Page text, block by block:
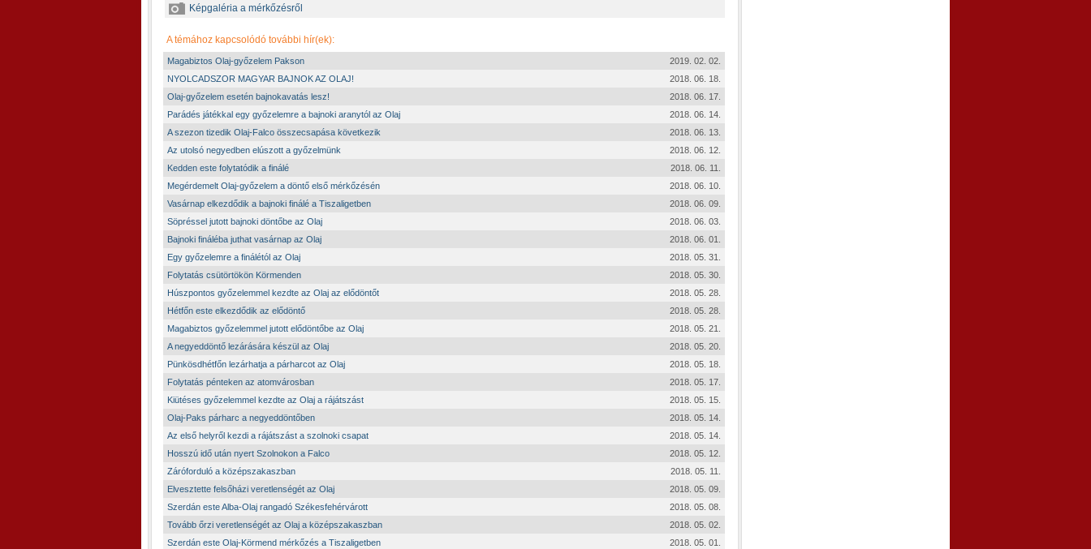
Képgaléria a mérkőzésről
A témához kapcsolódó további hír(ek):
Magabiztos Olaj-győzelem Pakson
2019. 02. 02.
NYOLCADSZOR MAGYAR BAJNOK AZ OLAJ!
2018. 06. 18.
Olaj-győzelem esetén bajnokavatás lesz!
2018. 06. 17.
Parádés játékkal egy győzelemre a bajnoki aranytól az Olaj
2018. 06. 14.
A szezon tizedik Olaj-Falco összecsapása következik
2018. 06. 13.
Az utolsó negyedben elúszott a győzelmünk
2018. 06. 12.
Kedden este folytatódik a finálé
2018. 06. 11.
Megérdemelt Olaj-győzelem a döntő első mérkőzésén
2018. 06. 10.
Vasárnap elkezdődik a bajnoki finálé a Tiszaligetben
2018. 06. 09.
Söpréssel jutott bajnoki döntőbe az Olaj
2018. 06. 03.
Bajnoki fináléba juthat vasárnap az Olaj
2018. 06. 01.
Egy győzelemre a finálétól az Olaj
2018. 05. 31.
Folytatás csütörtökön Körmenden
2018. 05. 30.
Húszpontos győzelemmel kezdte az Olaj az elődöntőt
2018. 05. 28.
Hétfőn este elkezdődik az elődöntő
2018. 05. 28.
Magabiztos győzelemmel jutott elődöntőbe az Olaj
2018. 05. 21.
A negyeddöntő lezárására készül az Olaj
2018. 05. 20.
Pünkösdhétfőn lezárhatja a párharcot az Olaj
2018. 05. 18.
Folytatás pénteken az atomvárosban
2018. 05. 17.
Kiütéses győzelemmel kezdte az Olaj a rájátszást
2018. 05. 15.
Olaj-Paks párharc a negyeddöntőben
2018. 05. 14.
Az első helyről kezdi a rájátszást a szolnoki csapat
2018. 05. 14.
Hosszú idő után nyert Szolnokon a Falco
2018. 05. 12.
Záróforduló a középszakaszban
2018. 05. 11.
Elvesztette felsőházi veretlenségét az Olaj
2018. 05. 09.
Szerdán este Alba-Olaj rangadó Székesfehérvárott
2018. 05. 08.
Tovább őrzi veretlenségét az Olaj a középszakaszban
2018. 05. 02.
Szerdán este Olaj-Körmend mérkőzés a Tiszaligetben
2018. 05. 01.